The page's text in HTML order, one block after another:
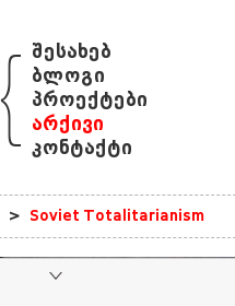
{ შესახებ
ბლოგი
პროექტები
არქივი
კონტაქტი
> Soviet Totalitarianism